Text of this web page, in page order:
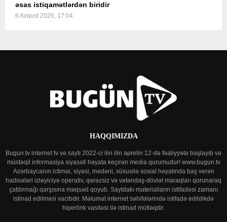
əsas istiqamətlərdən biridir
6 Avqust 2026, 17:04
HAQQIMIZDA
Bugun.tv internet tv və saytı 2022-ci ilin ilin aprelin 12-də fəaliyyətə başlayıb və
müstəqil informasiya siyasəti həyata keçirən media qurumudur! www.bugun.tv
Azərbaycanın ictimai, siyasi, mədəni, xüsusilə sosial həyatında baş verən
hadisələri izləyiciyə operativ, qərəzsiz və vətəndaş-dövlət maraqları qorunaraq
çatdırmağı qarşısına məqsəd qoyub. Saytdakı materialların istifadəsi zamanı
istinad edilməsi vacibdir. Məlumat internet səhifələrində istifadə edildikdə
hiperlink vasitəsi ilə istinad mütləqdir.